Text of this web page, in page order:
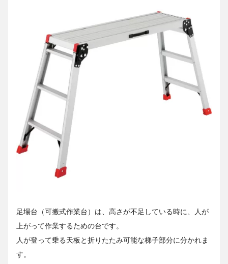
足場台（可搬式作業台）は、高さが不足している時に、人が
上がって作業するための台です。
人が登って乗る天板と折りたたみ可能な梯子部分に分かれま
す。